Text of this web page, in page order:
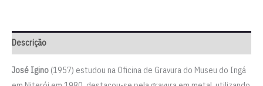
Descrição
José Igino (1957) estudou na Oficina de Gravura do Museu do Ingá